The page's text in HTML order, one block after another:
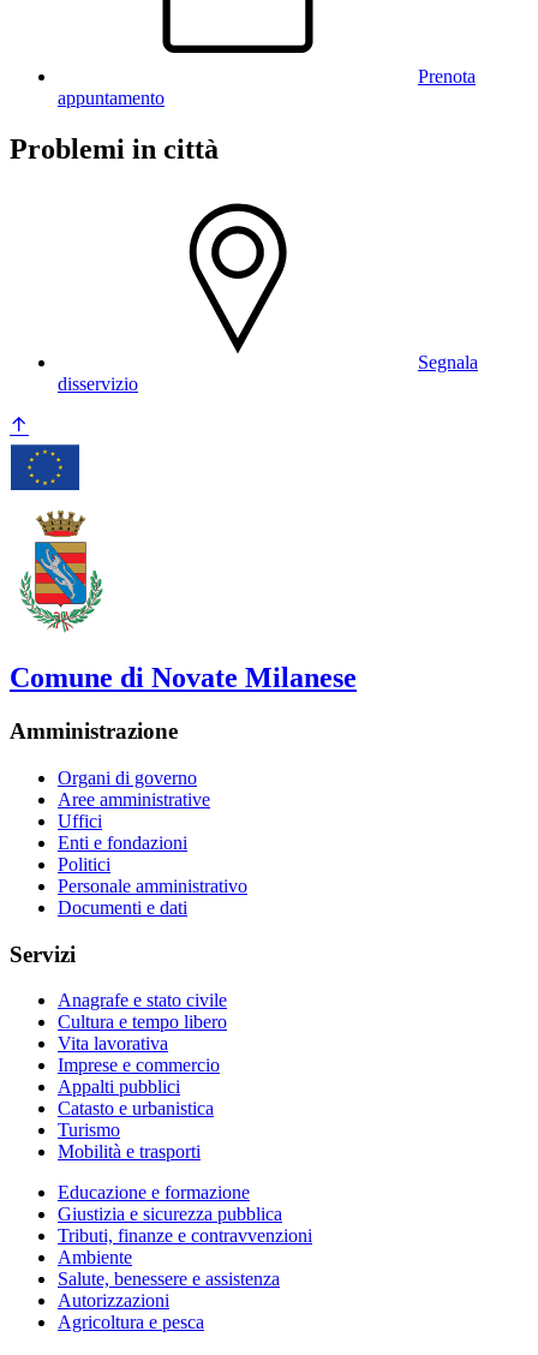
Prenota
appuntamento
Problemi in città
Segnala
disservizio
Comune di Novate Milanese
Amministrazione
Organi di governo
Aree amministrative
Uffici
Enti e fondazioni
Politici
Personale amministrativo
Documenti e dati
Servizi
Anagrafe e stato civile
Cultura e tempo libero
Vita lavorativa
Imprese e commercio
Appalti pubblici
Catasto e urbanistica
Turismo
Mobilità e trasporti
Educazione e formazione
Giustizia e sicurezza pubblica
Tributi, finanze e contravvenzioni
Ambiente
Salute, benessere e assistenza
Autorizzazioni
Agricoltura e pesca